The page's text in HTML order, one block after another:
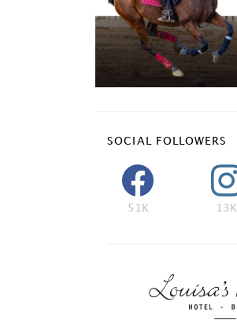
SOCIAL FOLLOWERS
51K 13K